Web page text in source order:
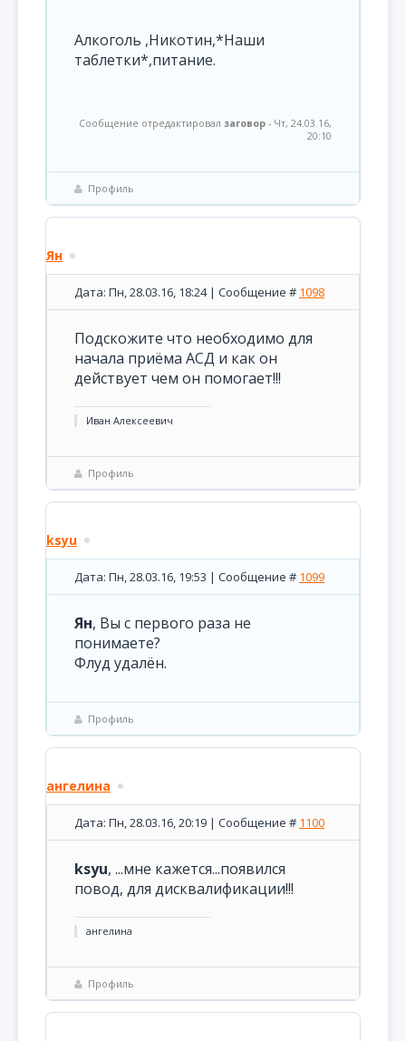
Алкоголь ,Никотин,*Наши
таблетки*,питание.
Сообщение отредактировал заговор - Чт, 24.03.16,
20:10
Профиль
Ян
Дата: Пн, 28.03.16, 18:24 | Сообщение # 1098
Подскожите что необходимо для
начала приёма АСД и как он
действует чем он помогает!!!
Иван Алексеевич
Профиль
ksyu
Дата: Пн, 28.03.16, 19:53 | Сообщение # 1099
Ян, Вы с первого раза не
понимаете?
Флуд удалён.
Профиль
ангелина
Дата: Пн, 28.03.16, 20:19 | Сообщение # 1100
ksyu, ...мне кажется...появился
повод, для дисквалификации!!!
ангелина
Профиль